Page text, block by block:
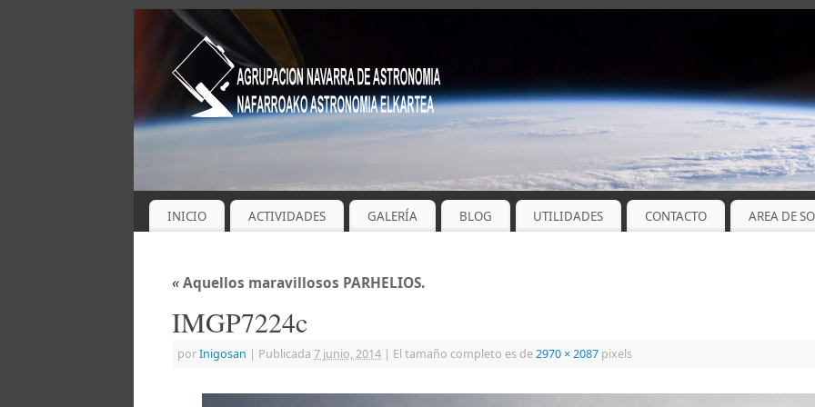
INICIO ACTIVIDADES GALERÍA BLOG UTILIDADES CONTACTO AREA DE
«Aquellos maravillosos PARHELIOS.
IMGP7224c
porInigosan | Publicada 7 junio, 2014 | El tamaño completo es de2970 × 2087 pixels